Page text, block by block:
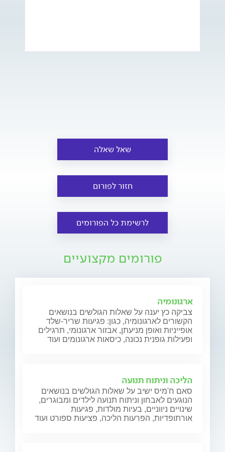
שאל שאלה
חזור לפורום
לרשימת כל הפורומים
פורומים מקצועיים
ארגונומיה
צביקה כץ יענה על שאלות הגולשים בנושאים
הקשורים לארגונומיה, כגון: פגיעות שריר-שלד
אופייניות ואופן מניעתן, אבזור ארגונומי, תרגילים
ופעילות גופנית נכונה, כיסאות ארגונומים ועוד
הליכה וניתוח תנועה
סאם ח'מיס ישיב על שאלות הגולשים בנושאים
הנוגעים לאבחון וניתוח תנועה לילדים ומבוגרים,
שינויים ניווניים, בעיות מולדות, פגיעות
אורתופדיות, הפרעות הליכה, פציעות ספורט ועוד